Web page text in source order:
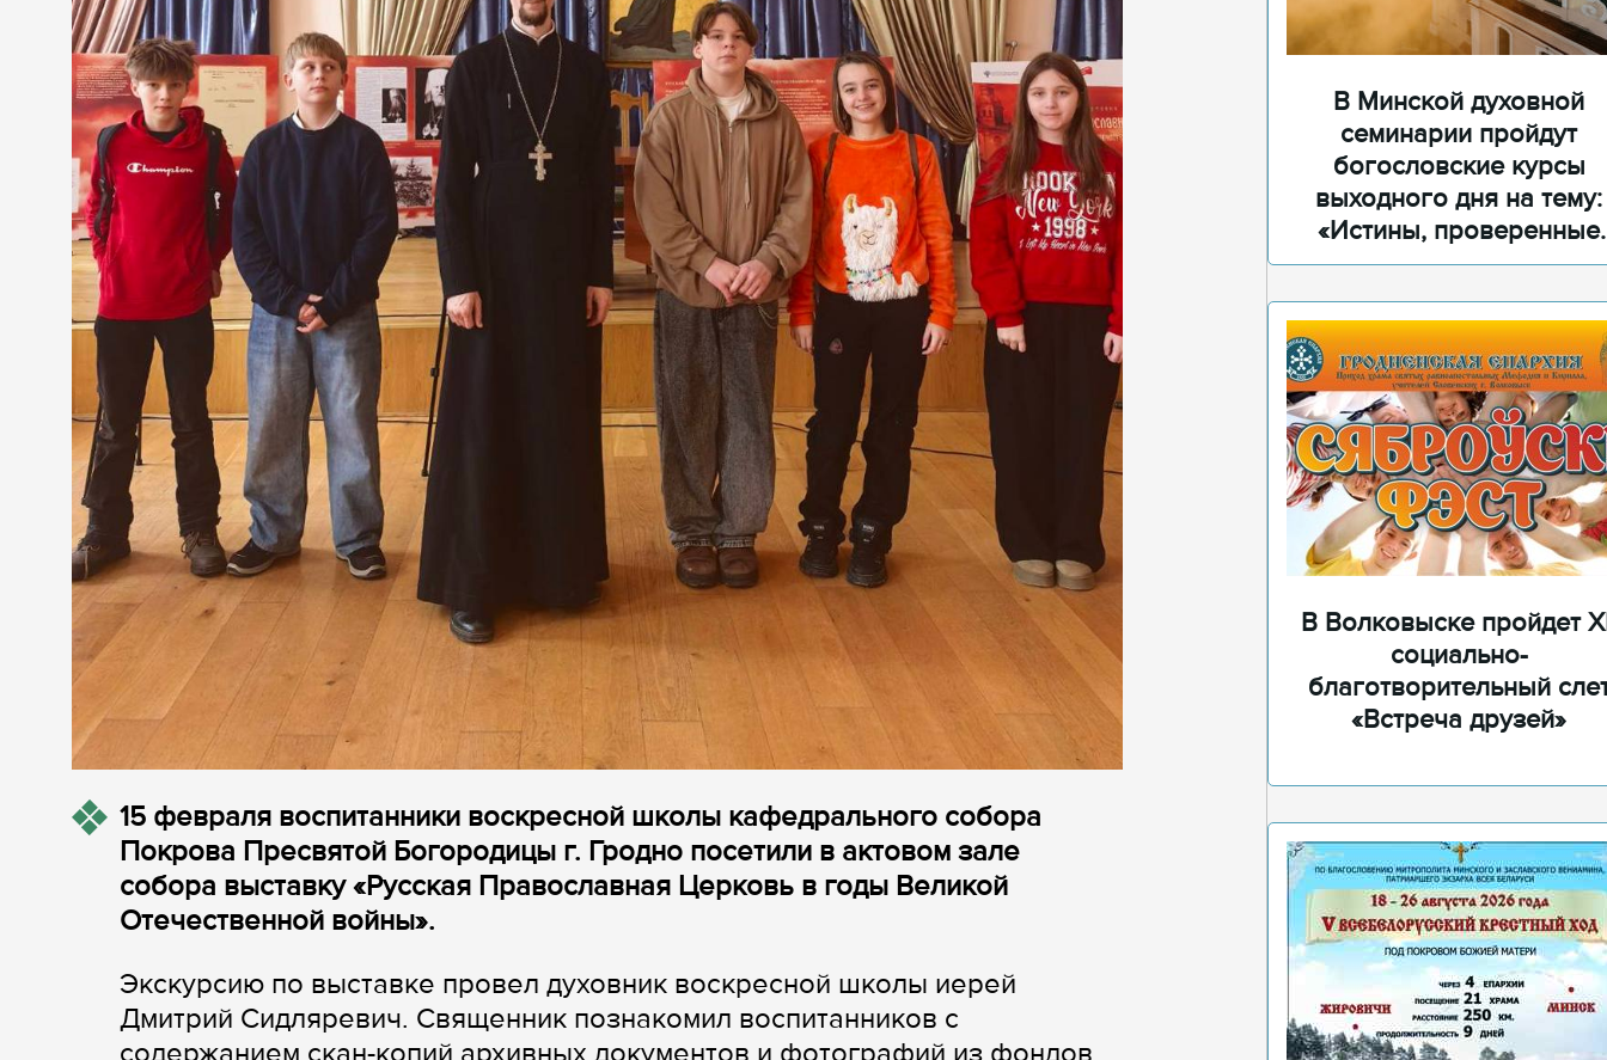
15 февраля воспитанники воскресной школы кафедрального собора
Покрова Пресвятой Богородицы г. Гродно посетили в актовом зале
собора выставку «Русская Православная Церковь в годы Великой
Отечественной войны».
Экскурсию по выставке провел духовник воскресной школы иерей
Дмитрий Сидляревич. Священник познакомил воспитанников с
В Минской духовной
семинарии пройдут
богословские курсы
выходного дня на тему:
«Истины, проверенные
временем»
В Волковыске пройдет
социально-
благотворительный
«Встреча друзей»